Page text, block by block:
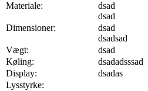
Materiale:
dsad
dsad
Dimensioner:
dsad
dsadsad
Vægt:
dsad
Køling:
dsadadsssad
Display:
dsadas
Lysstyrke: